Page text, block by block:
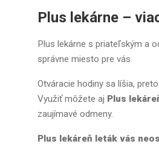
Plus lekárne –
Plus lekárne s priateľským a
správne miesto pre vás.
Otváracie hodiny sa líšia,
Využiť môžete aj Plus
zaujímavé odmeny.
Plus lekáreň leták vás